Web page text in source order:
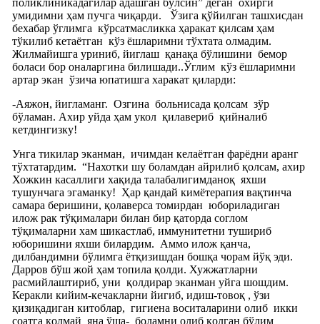
умидимни ҳам пучга чиқарди.
Ўзига қўйилган ташхисдан
бехабар ўглимга кўрсатмасликка ҳаракат қилсам ҳам
тўкилиб кетаётган кўз ёшларимни тўхтата олмадим.
Жилмайишга уриниб, йиглаш қанақа бўлишини бемор
боласи бор оналаргина билишади..Ўглим кўз ёшларимни
артар экан ўзича юпатишга харакат қиларди:
-Аяжон, йигламанг. Озгина больнисада қолсам зўр
бўламан. Ахир уйда ҳам укол қилавериб қийналиб
кетдингизку!
Унга тикилар эканман, ичимдан келаётган фарёдни аранг
тўхтатардим. “Нахотки шу боламдан айрилиб қолсам, ахир
Хожкин касаллиги хақида талабалигимданоқ яхши
тушунчага эгаманку! Ҳар қандай кимётерапия вақтинча
самара беришини, қолаверса томирдан юбориладиган
илож рак тўқималари билан бир қаторда соглом
тўқималарни хам шикастлаб, иммунитетни тушириб
юборишини яхши билардим. Аммо илож қанча,
дилбандимни бўлимга ётқизишдан бошқа чорам йўқ эди.
Дарров бўш жой ҳам топила қолди. Хужжатларни
расмийлаштириб, уни қолдирар эканман уйга шошдим.
Керакли кийим-кечакларни йигиб, идиш-товоқ , ўзи
қизиқадиган китоблар, гигиена воситаларини олиб икки
соатга қолмай яна ўша- боламни олиб қолган бўлим